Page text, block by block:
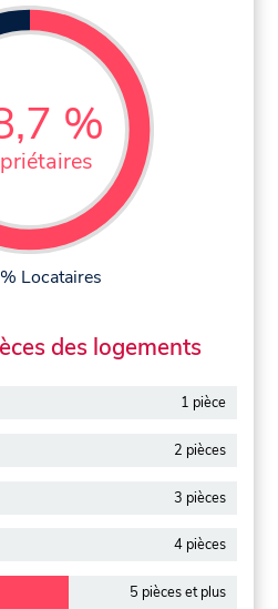
%
Locataires
des logements
1 pièce
2 pièces
3 pièces
4 pièces
5 pièces et plus